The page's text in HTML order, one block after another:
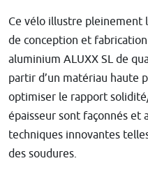
Ce vélo illustre pleinement
de conception et
aluminium ALUXX SL de
partir d’un matériau haute
optimiser le rapport
épaisseur sont façonnés et
techniques innovantes
des soudures.